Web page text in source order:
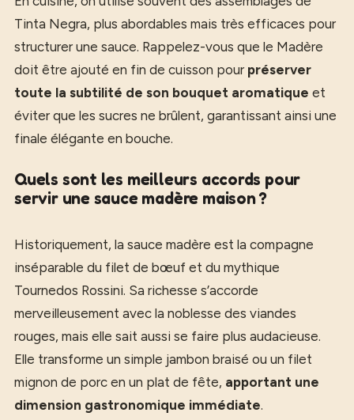
Tinta Negra, plus abordables mais très efficaces pour
structurer une sauce. Rappelez-vous que le Madère
doit être ajouté en fin de cuisson pour préserver
toute la subtilité de son bouquet aromatique et
éviter que les sucres ne brûlent, garantissant ainsi une
finale élégante en bouche.
Quels sont les meilleurs accords pour
servir une sauce madère maison ?
Historiquement, la sauce madère est la compagne
inséparable du filet de bœuf et du mythique
Tournedos Rossini. Sa richesse s’accorde
merveilleusement avec la noblesse des viandes
rouges, mais elle sait aussi se faire plus audacieuse.
Elle transforme un simple jambon braisé ou un filet
mignon de porc en un plat de fête, apportant une
dimension gastronomique immédiate.